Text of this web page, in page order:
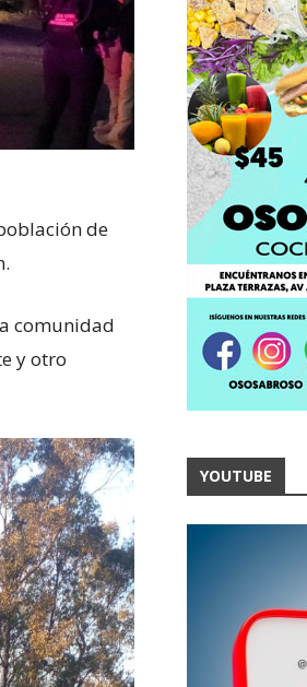
de
comunidad
y otro
YOUTUBE